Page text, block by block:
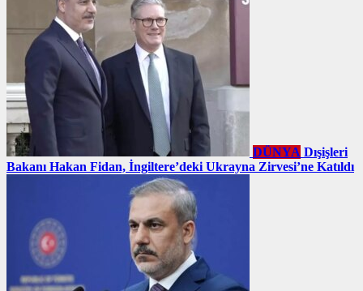
DÜNYA Dışişleri
Bakanı Hakan Fidan, İngiltere’deki Ukrayna Zirvesi’ne Katıldı